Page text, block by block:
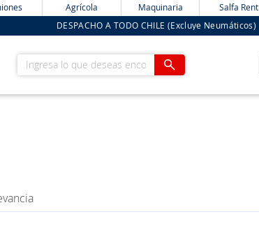
Agrícola Maquinaria Salfa Rent
DESPACHO A TODO CHILE (Excluye Neumáticos)
Ingresa lo que deseas encontrar